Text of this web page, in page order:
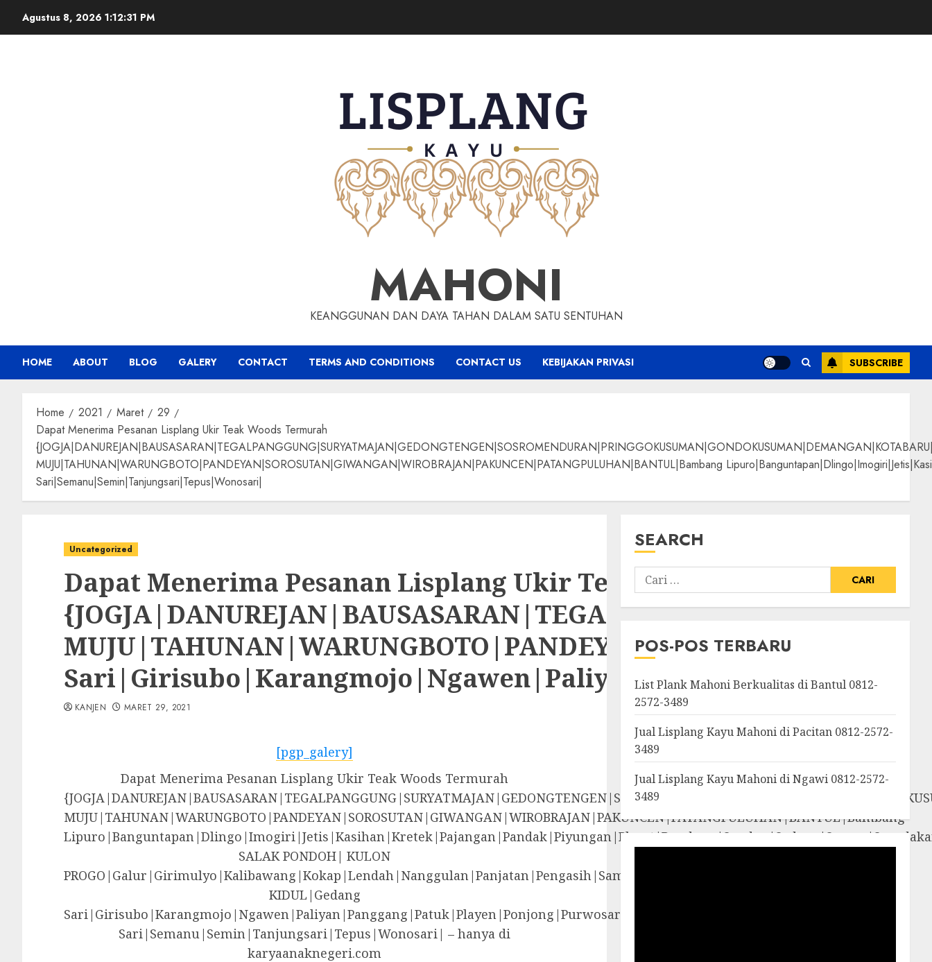
Agustus 8, 2026 1:12:32 PM
MAHONI
KEANGGUNAN DAN DAYA TAHAN DALAM SATU SENTUHAN
HOME ABOUT BLOG GALERY CONTACT TERMS AND CONDITIONS CONTACT US KEBIJAKAN PRIVASI SUBSCRIBE
Home 2021 Maret
29
Dapat Menerima Pesanan Lisplang Ukir Teak Woods Termurah
MUJU|TAHUNAN|WARUNGBOTO|PANDEYAN|SOROSUTAN|GIWANGAN|WIROBRAJAN|PAKUNCEN|PATANGPULUHAN|BANTUL|Bambang
Sari|Semanu|Semin|Tanjungsari|Tepus|Wonosari|
Uncategorized
Dapat Menerima Pesanan Lisplang Ukir Teak Woods Termurah
KANJEN MARET 29, 2021
[pgp_galery]
Dapat Menerima Pesanan Lisplang Ukir Teak Woods Termurah
MUJU|TAHUNAN|WARUNGBOTO|PANDEYAN|SOROSUTAN|GIWANGAN|WIROBRAJAN|PAKUNCEN|PATANGPULUHAN|BANTUL|Bambang
SALAK PONDOH| KULON
PROGO|Galur|Girimulyo|Kalibawang|Kokap|Lendah|Nanggulan|Panjatan|Pengasih|Samigaluh|Sentolo|Temon|Wates|GUNUNG
KIDUL|Gedang
Sari|Girisubo|Karangmojo|Ngawen|Paliyan|Panggang|Patuk|Playen|Ponjong|Purwosari|Rongkop|Sapto
Sari|Semanu|Semin|Tanjungsari|Tepus|Wonosari| – hanya di
karyaanaknegeri.com
SEARCH
POS-POS TERBARU
List Plank Mahoni Berkualitas di Bantul 0812-
2572-3489
Jual Lisplang Kayu Mahoni di Pacitan 0812-2572-
3489
Jual Lisplang Kayu Mahoni di Ngawi 0812-2572-
3489